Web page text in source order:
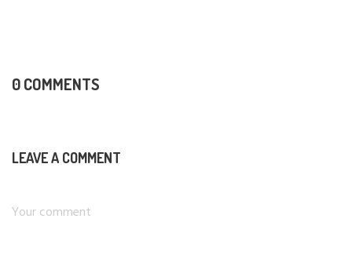
0 COMMENTS
LEAVE A COMMENT